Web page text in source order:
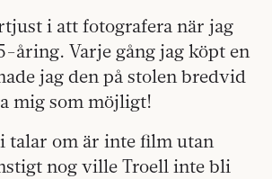
i att fotografera när jag
åring. Varje gång jag köpt en
jag den på stolen bredvid
mig som möjligt!
talar om är inte film utan
nog ville Troell inte bli